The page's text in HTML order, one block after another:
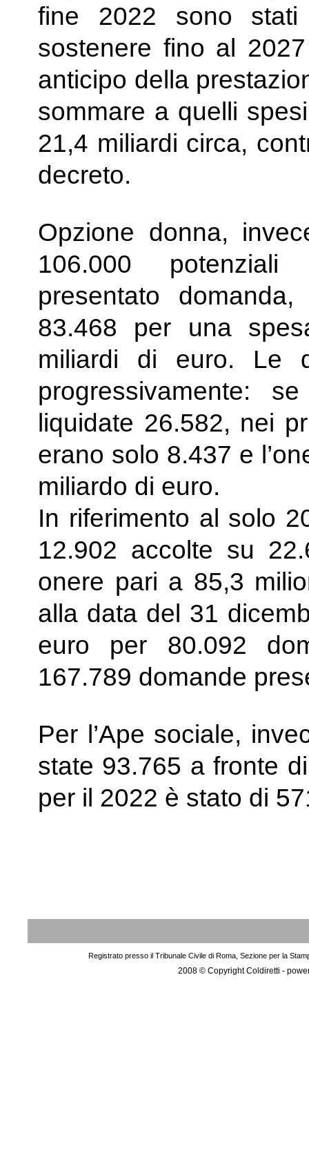
fine 2022 sono
sostenere fino al
anticipo della
sommare a quelli
21,4 miliardi circa,
decreto.
Opzione donna,
106.000
presentato
83.468 per una
miliardi di euro. Le
progressivamente:
liquidate 26.582, nei
erano solo 8.437 e
miliardo di euro.
In riferimento al solo
12.902 accolte su
onere pari a 85,3
alla data del 31
euro per 80.092
167.789 domande
Per l’Ape sociale,
state 93.765 a fronte
per il 2022 è stato di
Registrato presso il Tribunale Civile di Roma, Sezione per la
2008 © Copyright Coldiretti -